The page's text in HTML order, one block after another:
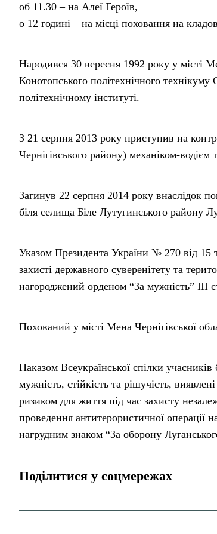
об 11.30 – на Алеї Героїв,
о 12 годині – на місці поховання на
Народився 30 вересня 1992 року у місті
Конотопського політехнічного
політехнічному інституті.
З 21 серпня 2013 року приступив на
Чернігівського району) механіком-водієм
Загинув 22 серпня 2014 року внаслідок
біля селища Біле Лутугинського району
Указом Президента України № 270 від 15
захисті державного суверенітету та
нагороджений орденом “За мужність” ІІІ
Похований у місті Мена Чернігівської
Наказом Всеукраїнської спілки
мужність, стійкість та рішучість,
ризиком для життя під час захисту
проведення антитерористичної операції
нагрудним знаком “За оборону
Поділитися у соцмережах